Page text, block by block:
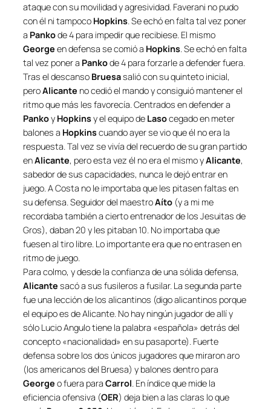
ataque con su movilidad y agresividad. Faverani no pudo
con él ni tampoco Hopkins. Se echó en falta tal vez poner
a Pankode 4 para impedir que recibiese. El mismo
George en defensa se comió a Hopkins. Se echó en falta
tal vez poner a Pankode 4 para forzarle a defender fuera.
Tras el descanso Bruesasalió con su quinteto inicial,
peroAlicante no cedió el mando y consiguió mantener el
ritmo que más les favorecía. Centrados en defender a
Pankoy Hopkinsy el equipo de Lasocegado en meter
balones a Hopkinscuando ayer se vio que él no era la
respuesta. Tal vez se vivía del recuerdo de su gran partido
enAlicante, pero esta vez él no era el mismo yAlicante,
sabedor de sus capacidades, nunca le dejó entrar en
juego. A Costa no le importaba que les pitasen faltas en
su defensa. Seguidor del maestroAíto (y a mi me
recordaba también a cierto entrenador de los Jesuitas de
Gros), daban 20 y les pitaban 10. No importaba que
fuesen al tiro libre. Lo importante era que no entrasen en
ritmo de juego.
Para colmo, y desde la confianza de una sólida defensa,
Alicante sacó a sus fusileros a fusilar. La segunda parte
fue una lección de los alicantinos (digo alicantinos porque
el equipo es de Alicante. No hay ningún jugador de allí y
sólo Lucio Angulo tiene la palabra «española» detrás del
concepto «nacionalidad» en su pasaporte). Fuerte
defensa sobre los dos únicos jugadores que miraron aro
(los americanos del Bruesa) y balones dentro para
George o fuera para Carrol. En índice que mide la
eficiencia ofensiva (OER) deja bien a las claras lo que